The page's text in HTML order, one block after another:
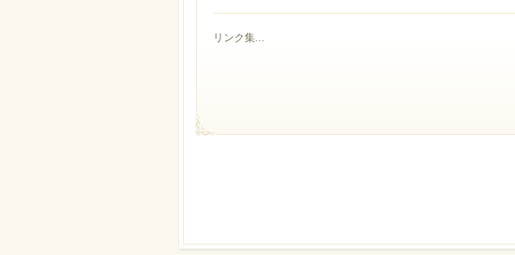
リンク集...